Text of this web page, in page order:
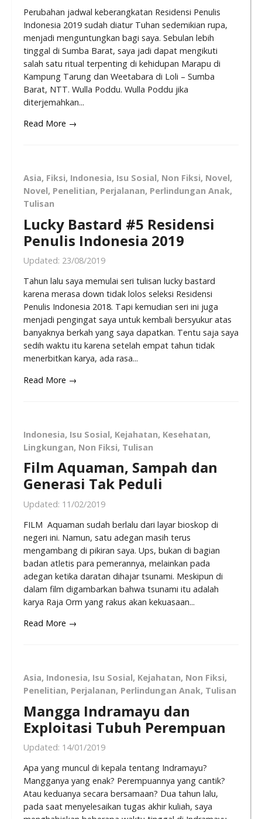
Perubahan jadwal keberangkatan Residensi Penulis
Indonesia 2019 sudah diatur Tuhan sedemikian rupa,
menjadi menguntungkan bagi saya. Sebulan lebih
tinggal di Sumba Barat, saya jadi dapat mengikuti
salah satu ritual terpenting di kehidupan Marapu di
Kampung Tarung dan Weetabara di Loli – Sumba
Barat, NTT. Wulla Poddu. Wulla Poddu jika
diterjemahkan...
Read More →
Asia, Fiksi, Indonesia, Isu Sosial, Non Fiksi, Novel,
Novel, Penelitian, Perjalanan, Perlindungan Anak,
Tulisan
Lucky Bastard #5 Residensi
Penulis Indonesia 2019
Updated: 23/08/2019
Tahun lalu saya memulai seri tulisan lucky bastard
karena merasa down tidak lolos seleksi Residensi
Penulis Indonesia 2018. Tapi kemudian seri ini juga
menjadi pengingat saya untuk kembali bersyukur atas
banyaknya berkah yang saya dapatkan. Tentu saja saya
sedih waktu itu karena setelah empat tahun tidak
menerbitkan karya, ada rasa...
Read More →
Indonesia, Isu Sosial, Kejahatan, Kesehatan,
Lingkungan, Non Fiksi, Tulisan
Film Aquaman, Sampah dan
Generasi Tak Peduli
Updated: 11/02/2019
FILM Aquaman sudah berlalu dari layar bioskop di
negeri ini. Namun, satu adegan masih terus
mengambang di pikiran saya. Ups, bukan di bagian
badan atletis para pemerannya, melainkan pada
adegan ketika daratan dihajar tsunami. Meskipun di
dalam film digambarkan bahwa tsunami itu adalah
karya Raja Orm yang rakus akan kekuasaan...
Read More →
Asia, Indonesia, Isu Sosial, Kejahatan, Non Fiksi,
Penelitian, Perjalanan, Perlindungan Anak, Tulisan
Mangga Indramayu dan
Exploitasi Tubuh Perempuan
Updated: 14/01/2019
Apa yang muncul di kepala tentang Indramayu?
Mangganya yang enak? Perempuannya yang cantik?
Atau keduanya secara bersamaan? Dua tahun lalu,
pada saat menyelesaikan tugas akhir kuliah, saya